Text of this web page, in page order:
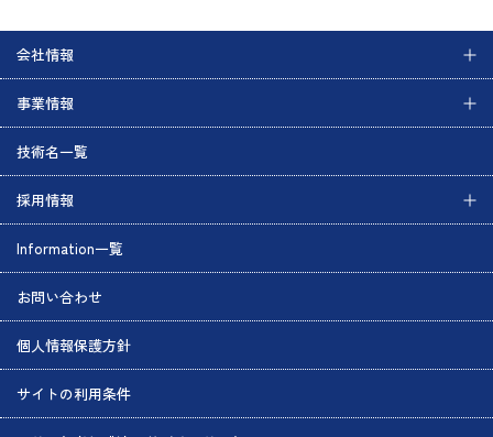
会社情報
事業情報
技術名一覧
採用情報
Information一覧
お問い合わせ
個人情報保護方針
サイトの利用条件